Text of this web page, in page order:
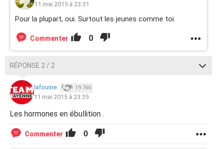
11 mai 2015 à 23:31
Pour la plupart, oui. Surtout les jeunes comme toi.
Commenter 0
RÉPONSE 2 / 2
lafouine. 19 760
11 mai 2015 à 23:35
Les hormones en ébullition .
Commenter 0